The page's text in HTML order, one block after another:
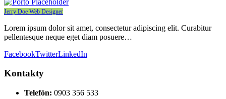
Jerry Doe Web Designer
Lorem ipsum dolor sit amet, consectetur adipiscing elit. Curabitur
pellentesque neque eget diam posuere…
FacebookTwitterLinkedIn
Kontakty
Telefón: 0903 356 533